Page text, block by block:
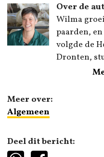
Over de
Wilma
paarden,
volgde de
Dronten,
Meer over:
Algemeen
Deel dit bericht: